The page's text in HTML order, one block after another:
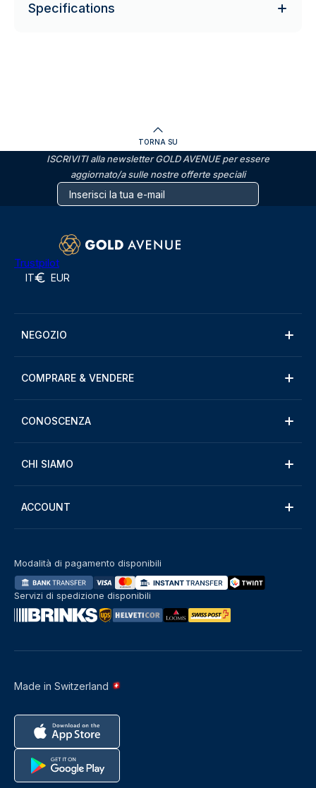
Specifications
TORNA SU
ISCRIVITI alla newsletter GOLD AVENUE per essere
aggiornato/a sulle nostre offerte speciali
Trustpilot
IT EUR
NEGOZIO
COMPRARE & VENDERE
CONOSCENZA
CHI SIAMO
ACCOUNT
Made in Switzerland
Modalità di pagamento disponibili
Servizi di spedizione disponibili